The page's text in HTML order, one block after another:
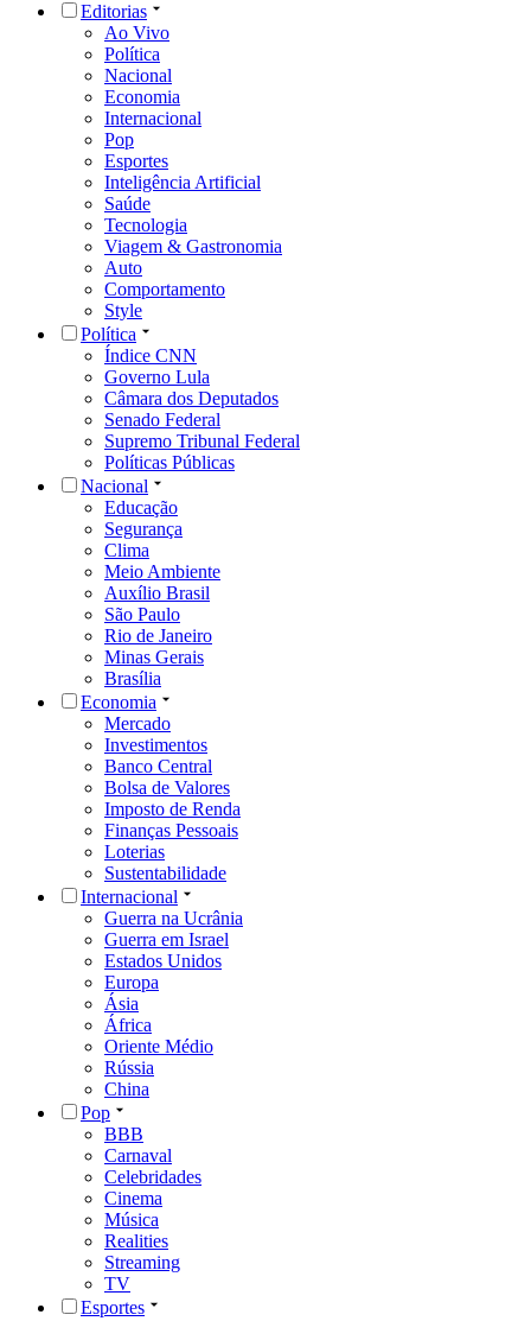
Editorias
Ao Vivo
Política
Nacional
Economia
Internacional
Pop
Esportes
Inteligência Artificial
Saúde
Tecnologia
Viagem & Gastronomia
Auto
Comportamento
Style
Política
Índice CNN
Governo Lula
Câmara dos Deputados
Senado Federal
Supremo Tribunal Federal
Políticas Públicas
Nacional
Educação
Segurança
Clima
Meio Ambiente
Auxílio Brasil
São Paulo
Rio de Janeiro
Minas Gerais
Brasília
Economia
Mercado
Investimentos
Banco Central
Bolsa de Valores
Imposto de Renda
Finanças Pessoais
Loterias
Sustentabilidade
Internacional
Guerra na Ucrânia
Guerra em Israel
Estados Unidos
Europa
Ásia
África
Oriente Médio
Rússia
China
Pop
BBB
Carnaval
Celebridades
Cinema
Música
Realities
Streaming
TV
Esportes